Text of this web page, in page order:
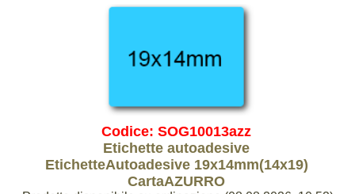
Codice: SOG10013azz
Etichette autoadesive
EtichetteAutoadesive 19x14mm(14x19)
CartaAZURRO